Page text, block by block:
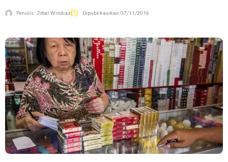
Penulis: Jibal Windiaz Dipublikasikan 07/11/2016